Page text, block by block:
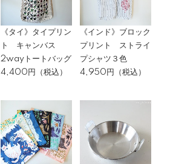
《タイ》タイプリン
ト キャンバス
2wayトートバッグ
4,400円（税込）
《インド》ブロック
プリント ストライ
プシャツ３色
4,950円（税込）